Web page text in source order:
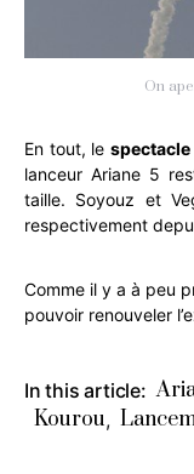
On
En tout, le spectacle
lanceur Ariane 5
taille. Soyouz et
respectivement
Comme il y a à peu
pouvoir renouveler
In this article:
Kourou,